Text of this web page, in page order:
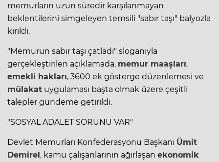
memurların uzun süredir karşılanmayan
beklentilerini simgeleyen temsili "sabır taşı" balyozla
kırıldı.
"Memurun sabır taşı çatladı" sloganıyla
gerçekleştirilen açıklamada, memur maaşları,
emekli hakları, 3600 ek gösterge düzenlemesi ve
mülakat uygulaması başta olmak üzere çeşitli
talepler gündeme getirildi.
"SOSYAL ADALET SORUNU VAR"
Devlet Memurları Konfederasyonu Başkanı Ümit
Demirel, kamu çalışanlarının ağırlaşan ekonomik